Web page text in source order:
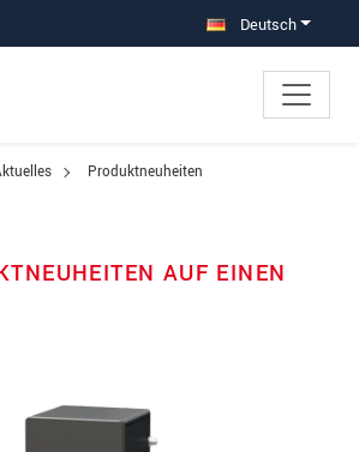
Deutsch
Produktneuheiten
AUF EINEN